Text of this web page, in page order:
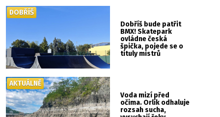
Dobříš bude patřit
BMX! Skatepark
ovládne česká
špička, pojede se o
tituly mistrů
DOBŘÍŠ
Voda mizí před
očima. Orlík odhaluje
rozsah sucha,
AKTUÁLNĚ